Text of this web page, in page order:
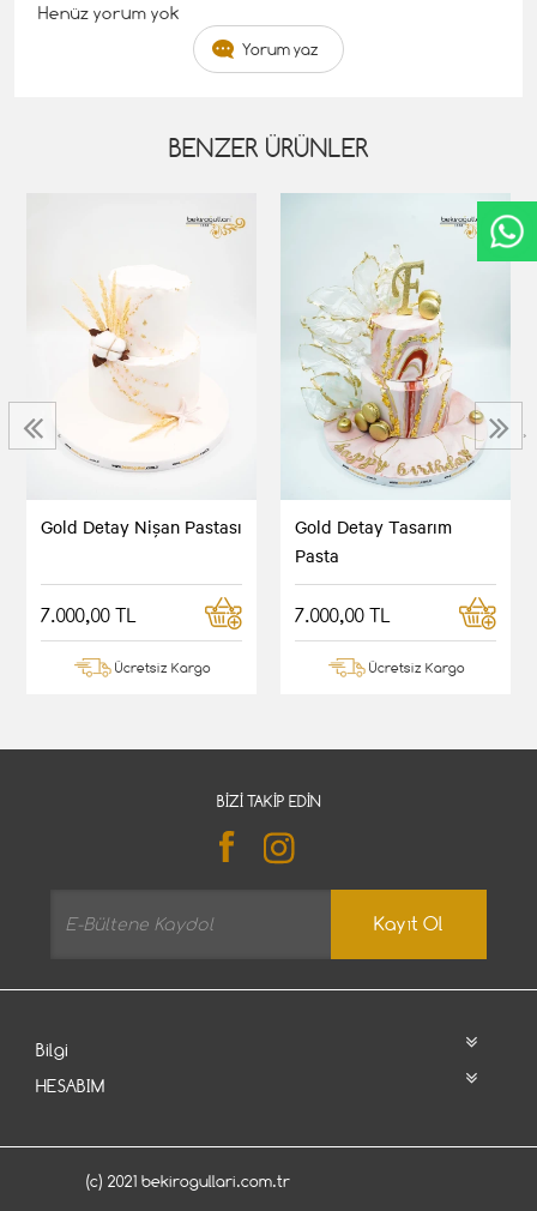
Henüz yorum yok
Yorum yaz
BENZER ÜRÜNLER
Gold Detay Nişan Pastası
7.000,00 TL
Ücretsiz Kargo
Gold Detay Tasarım
Pasta
7.000,00 TL
Ücretsiz Kargo
‹ ›
BIZI TAKIP EDIN
Kayıt Ol
Bilgi
HESABIM
(c) 2021 bekirogullari.com.tr